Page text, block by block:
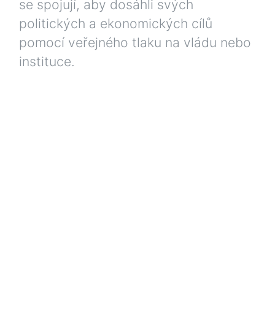
se spojují, aby dosáhli svých
politických a ekonomických cílů
pomocí veřejného tlaku na vládu nebo
instituce.